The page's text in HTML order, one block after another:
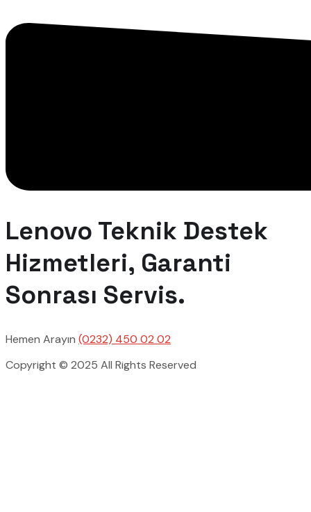
Lenovo Teknik Destek
Hizmetleri, Garanti
Sonrası Servis.
Hemen Arayın (0232) 450 02 02
Copyright © 2025 All Rights Reserved